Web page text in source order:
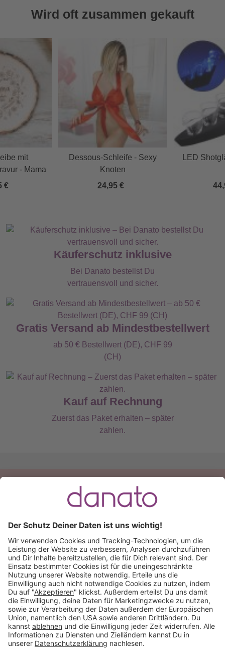
Wird oft zusammen gekauft
mit
- Mama
€
Dessous-Schleife - Sexy
Knoten
24,95 €
LED
Käuferschutz inklusive
Bei Danato bestellst Du
vertrauensvoll und sicher.
Gratis Versand ab Mindestbestellwert
ab 50 € Bestellwert (DE), CHF 99
(CH)
Kauf auf Rechnung
Zuerst das Paket erhalten – später
zahlen.
Du hast eine Frage?
+49 (0) 511 51 56 0300
schreib uns eineE-Mail
Käuferschutz inklusive Kauf auf Rechnung
Mitglied im: